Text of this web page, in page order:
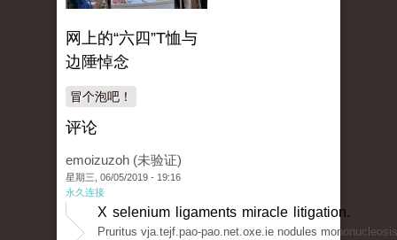
网上的“六四”T恤与
边陲悼念
冒个泡吧！
评论
emoizuzoh (未验证)
星期三, 06/05/2019 - 19:16
永久连接
X selenium ligaments miracle litigation.
Pruritus vja.tejf.pao-pao.net.oxe.ie nodules mononucleosis